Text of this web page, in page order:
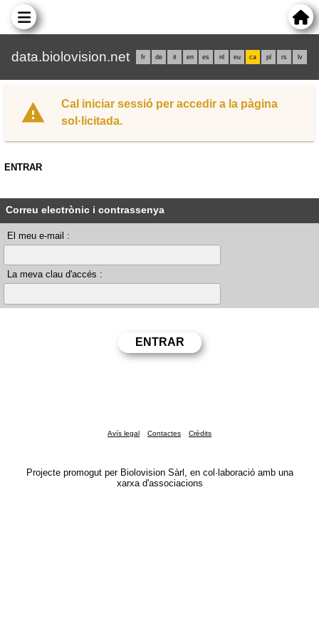
data.biolovision.net fr de it en es nl eu ca pl rs lv
Cal iniciar sessió per accedir a la pàgina
sol·licitada.
ENTRAR
Correu electrònic i contrassenya
El meu e-mail :
La meva clau d'accés :
Avís legal Contactes Crèdits
Projecte promogut per Biolovision Sàrl, en col·laboració amb una
xarxa d'associacions